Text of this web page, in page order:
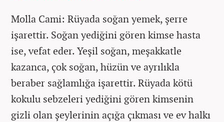
Molla Cami: Rüyada soğan yemek, şerre
işarettir. Soğan yediğini gören kimse hasta
ise, vefat eder. Yeşil soğan, meşakkatle
kazanca, çok soğan, hüzün ve ayrılıkla
beraber sağlamlığa işarettir. Rüyada kötü
kokulu sebzeleri yediğini gören kimsenin
gizli olan şeylerinin açığa çıkması ve ev halkı